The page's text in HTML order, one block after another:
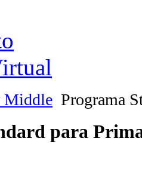
Middle Programa
para